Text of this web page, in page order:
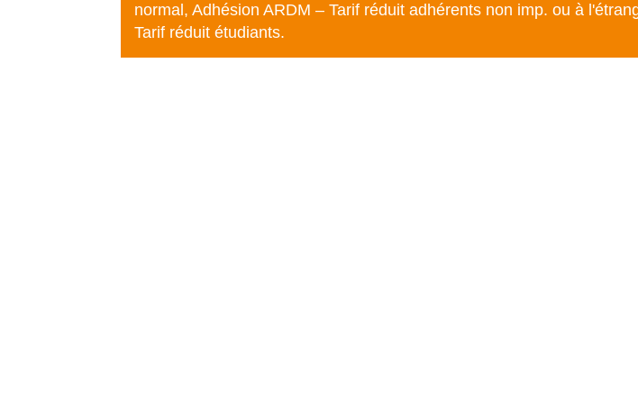
normal ,Adhésion ARDM – Tarif réduit adhérents non imp. ou à
Tarif réduit étudiants.